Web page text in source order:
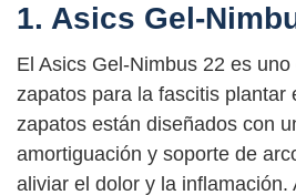
1. Asics Gel-
El Asics Gel-Nimbus 22 es
zapatos para la fascitis plantar
zapatos están diseñados con
amortiguación y soporte de
aliviar el dolor y la inflamación.